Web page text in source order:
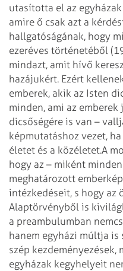
utasította el az
amire ő csak azt a
hallgatóságának, hogy
ezeréves történetéből
mindazt, amit hívő
hazájukért. Ezért
emberek, akik az Isten
minden, ami az
dicsőségére is van –
képmutatáshoz vezet,
életet és a közéletet.A
hogy az – miként
meghatározott
intézkedéseit, s hogy az
Alaptörvényből is
a preambulumban
hanem egyházi múltja is
szép kezdeményezések,
egyházak kegyhelyeit